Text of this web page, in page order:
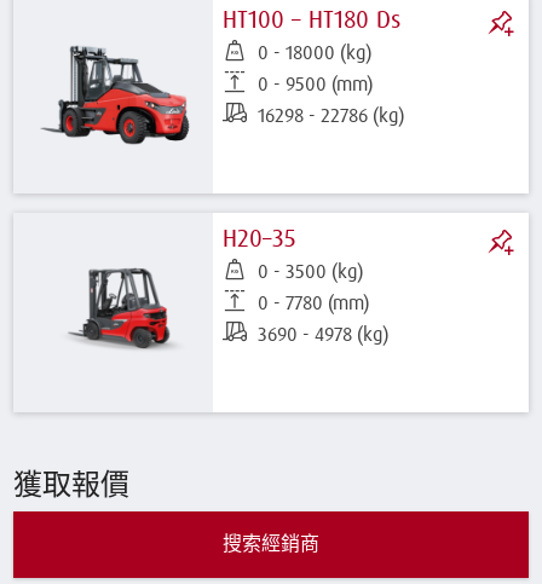
HT100 – HT180 Ds
0 - 18000 (kg)
0 - 9500 (mm)
16298 - 22786 (kg)
H20–35
0 - 3500 (kg)
0 - 7780 (mm)
3690 - 4978 (kg)
獲取報價
搜索經銷商